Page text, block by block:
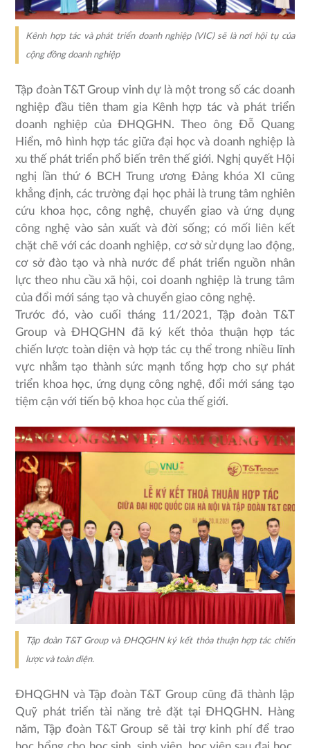
Kênh hợp tác và phát triển doanh nghiệp (VIC) sẽ là nơi hội tụ của
cộng đồng doanh nghiệp
Tập đoàn T&T Group vinh dự là một trong số các doanh
nghiệp đầu tiên tham gia Kênh hợp tác và phát triển
doanh nghiệp của ĐHQGHN. Theo ông Đỗ Quang
Hiển, mô hình hợp tác giữa đại học và doanh nghiệp là
xu thế phát triển phổ biến trên thế giới. Nghị quyết Hội
nghị lần thứ 6 BCH Trung ương Đảng khóa XI cũng
khẳng định, các trường đại học phải là trung tâm nghiên
cứu khoa học, công nghệ, chuyển giao và ứng dụng
công nghệ vào sản xuất và đời sống; có mối liên kết
chặt chẽ với các doanh nghiệp, cơ sở sử dụng lao động,
cơ sở đào tạo và nhà nước để phát triển nguồn nhân
lực theo nhu cầu xã hội, coi doanh nghiệp là trung tâm
của đổi mới sáng tạo và chuyển giao công nghệ.
Trước đó, vào cuối tháng 11/2021, Tập đoàn T&T
Group và ĐHQGHN đã ký kết thỏa thuận hợp tác
chiến lược toàn diện và hợp tác cụ thể trong nhiều lĩnh
vực nhằm tạo thành sức mạnh tổng hợp cho sự phát
triển khoa học, ứng dụng công nghệ, đổi mới sáng tạo
tiệm cận với tiến bộ khoa học của thế giới.
Tập đoàn T&T Group và ĐHQGHN ký kết thỏa thuận hợp tác chiến
lược và toàn diện.
ĐHQGHN và Tập đoàn T&T Group cũng đã thành lập
Quỹ phát triển tài năng trẻ đặt tại ĐHQGHN. Hàng
năm, Tập đoàn T&T Group sẽ tài trợ kinh phí để trao